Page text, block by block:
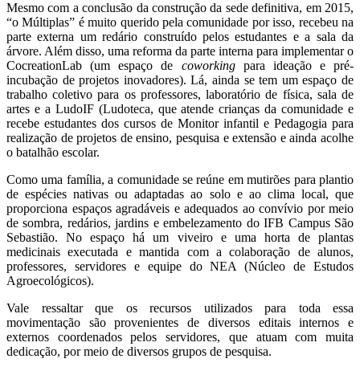
Mesmo com a conclusão da construção da sede definitiva, em 2015,
“o Múltiplas” é muito querido pela comunidade por isso, recebeu na
parte externa um redário construído pelos estudantes e a sala da
árvore. Além disso, uma reforma da parte interna para implementar o
CocreationLab (um espaço de coworkingpara ideação e pré-
incubação de projetos inovadores). Lá, ainda se tem um espaço de
trabalho coletivo para os professores, laboratório de física, sala de
artes e a LudoIF (Ludoteca, que atende crianças da comunidade e
recebe estudantes dos cursos de Monitor infantil e Pedagogia para
realização de projetos de ensino, pesquisa e extensão e ainda acolhe
o batalhão escolar.
Como uma família, a comunidade se reúne em mutirões para plantio
de espécies nativas ou adaptadas ao solo e ao clima local, que
proporciona espaços agradáveis e adequados ao convívio por meio
de sombra, redários, jardins e embelezamento do IFB Campus São
Sebastião. No espaço há um viveiro e uma horta de plantas
medicinais executada e mantida com a colaboração de alunos,
professores, servidores e equipe do NEA (Núcleo de Estudos
Agroecológicos).
Vale ressaltar que os recursos utilizados para toda essa
movimentação são provenientes de diversos editais internos e
externos coordenados pelos servidores, que atuam com muita
dedicação, por meio de diversos grupos de pesquisa.